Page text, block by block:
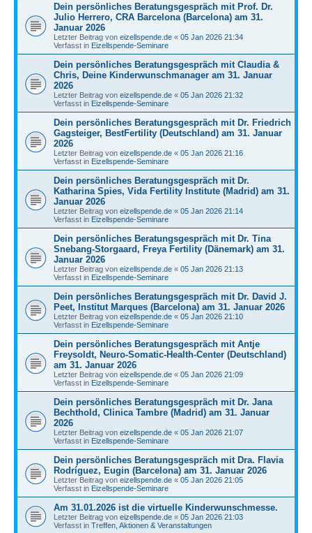
Dein persönliches Beratungsgespräch mit Prof. Dr.
Julio Herrero, CRA Barcelona (Barcelona) am 31.
Januar 2026
Letzter Beitrag von eizellspende.de « 05 Jan 2026 21:34
Verfasst in Eizellspende-Seminare
Dein persönliches Beratungsgespräch mit Claudia &
Chris, Deine Kinderwunschmanager am 31. Januar
2026
Letzter Beitrag von eizellspende.de « 05 Jan 2026 21:32
Verfasst in Eizellspende-Seminare
Dein persönliches Beratungsgespräch mit Dr. Friedrich
Gagsteiger, BestFertility (Deutschland) am 31. Januar
2026
Letzter Beitrag von eizellspende.de « 05 Jan 2026 21:16
Verfasst in Eizellspende-Seminare
Dein persönliches Beratungsgespräch mit Dr.
Katharina Spies, Vida Fertility Institute (Madrid) am 31.
Januar 2026
Letzter Beitrag von eizellspende.de « 05 Jan 2026 21:14
Verfasst in Eizellspende-Seminare
Dein persönliches Beratungsgespräch mit Dr. Tina
Snebang-Storgaard, Freya Fertility (Dänemark) am 31.
Januar 2026
Letzter Beitrag von eizellspende.de « 05 Jan 2026 21:13
Verfasst in Eizellspende-Seminare
Dein persönliches Beratungsgespräch mit Dr. David J.
Peet, Institut Marques (Barcelona) am 31. Januar 2026
Letzter Beitrag von eizellspende.de « 05 Jan 2026 21:10
Verfasst in Eizellspende-Seminare
Dein persönliches Beratungsgespräch mit Antje
Freysoldt, Neuro-Somatic-Health-Center (Deutschland)
am 31. Januar 2026
Letzter Beitrag von eizellspende.de « 05 Jan 2026 21:09
Verfasst in Eizellspende-Seminare
Dein persönliches Beratungsgespräch mit Dr. Jana
Bechthold, Clinica Tambre (Madrid) am 31. Januar
2026
Letzter Beitrag von eizellspende.de « 05 Jan 2026 21:07
Verfasst in Eizellspende-Seminare
Dein persönliches Beratungsgespräch mit Dra. Flavia
Rodríguez, Eugin (Barcelona) am 31. Januar 2026
Letzter Beitrag von eizellspende.de « 05 Jan 2026 21:05
Verfasst in Eizellspende-Seminare
Am 31.01.2026 ist die virtuelle Kinderwunschmesse.
Letzter Beitrag von eizellspende.de « 05 Jan 2026 21:03
Verfasst in Treffen, Aktionen & Veranstaltungen